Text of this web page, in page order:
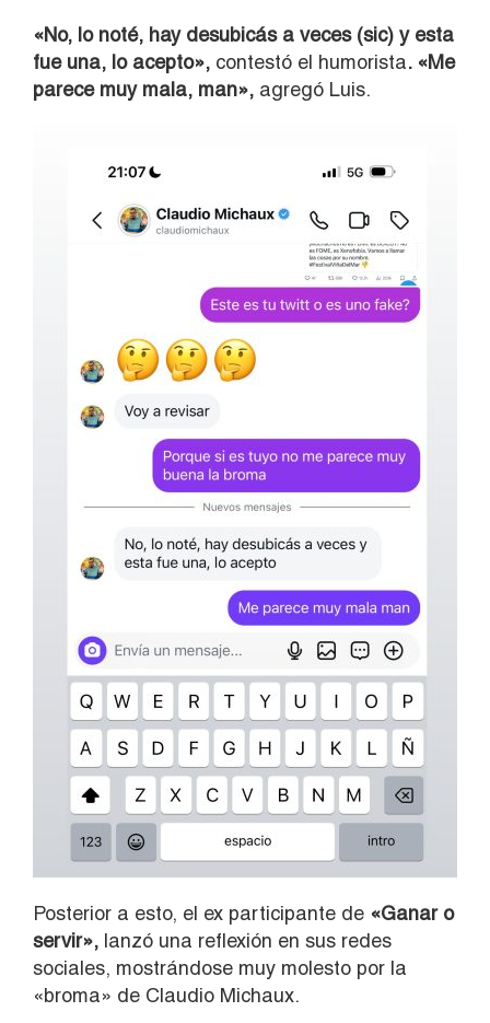
«No, lo noté, hay desubicás a veces (sic) y esta
fue una, lo acepto», contestó el humorista. «Me
parece muy mala, man», agregó Luis.
Posterior a esto, el ex participante de «Ganar o
servir», lanzó una reflexión en sus redes
sociales, mostrándose muy molesto por la
«broma» de Claudio Michaux.